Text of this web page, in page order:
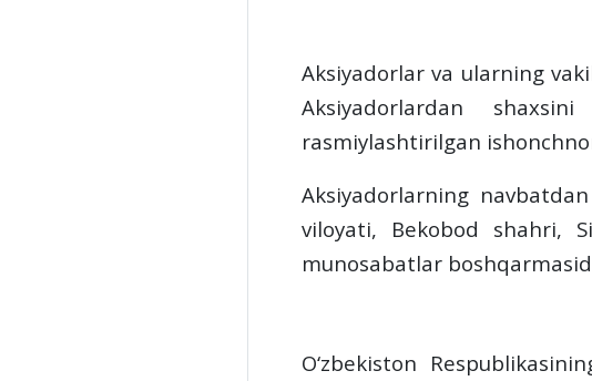
Aksiyadorlar va ularning
Aksiyadorlardan
rasmiylashtirilgan
Aksiyadorlarning
viloyati, Bekobod shahri,
munosabatlar
O‘zbekiston